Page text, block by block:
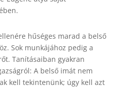
hűséges marad a belső
Sok munkájához pedig a
Tanításaiban gyakran
A belső imát nem
kell tekintenünk; úgy kell azt